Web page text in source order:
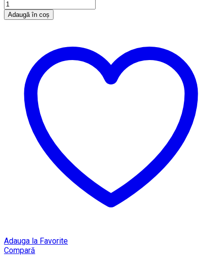
Adaugă în coș
Adauga la Favorite
Compară